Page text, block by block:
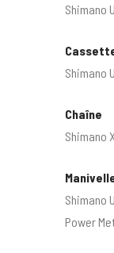
Shimano
Shimano
Chaîne
Shimano
Shimano
Power